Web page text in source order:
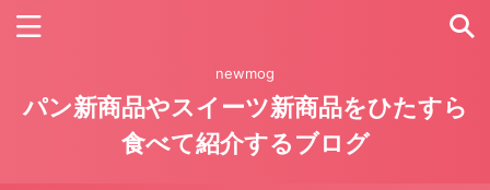
newmog
パン新商品やスイーツ新商品をひたすら
食べて紹介するブログ